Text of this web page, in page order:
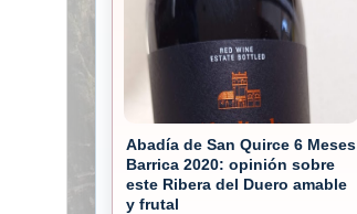
Abadía de San Quirce 6 Meses
Barrica 2020: opinión sobre
este Ribera del Duero amable
y frutal